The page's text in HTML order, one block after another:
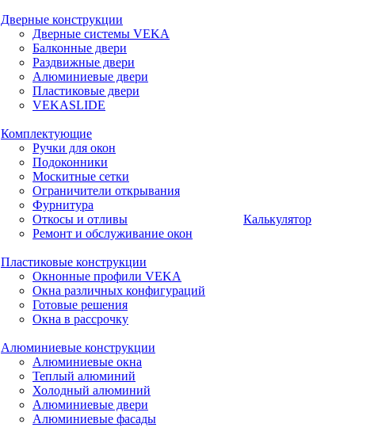
Дверные конструкции
Дверные системы VEKA
Балконные двери
Раздвижные двери
Алюминиевые двери
Пластиковые двери
VEKASLIDE
Комплектующие
Ручки для окон
Подоконники
Москитные сетки
Ограничители открывания
Фурнитура
Откосы и отливы
Ремонт и обслуживание окон
Пластиковые конструкции
Окнонные профили VEKA
Окна различных конфигураций
Готовые решения
Окна в рассрочку
Алюминиевые конструкции
Алюминиевые окна
Теплый алюминий
Холодный алюминий
Алюминиевые двери
Алюминиевые фасады
Калькулятор